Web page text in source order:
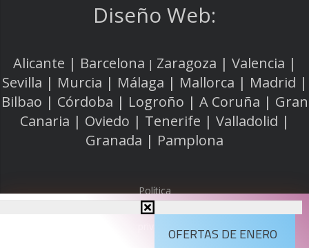
OFERTAS DE ENERO
Diseño Web:
Alicante | Barcelona | Zaragoza | Valencia |
Sevilla | Murcia | Málaga | Mallorca | Madrid |
Bilbao | Córdoba | Logroño | A Coruña | Gran
Canaria | Oviedo | Tenerife | Valladolid |
Granada | Pamplona
Política